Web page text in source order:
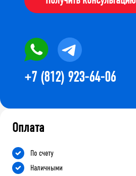
+7 (812) 923-64-06
Оплата
По счету
Наличными